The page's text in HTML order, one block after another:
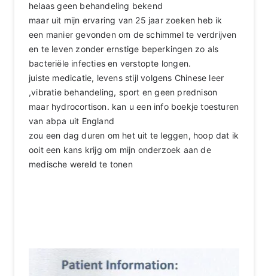
helaas geen behandeling bekend
maar uit mijn ervaring van 25 jaar zoeken heb ik
een manier gevonden om de schimmel te verdrijven
en te leven zonder ernstige beperkingen zo als
bacteriële infecties en verstopte longen.
juiste medicatie, levens stijl volgens Chinese leer
,vibratie behandeling, sport en geen prednison
maar hydrocortison. kan u een info boekje toesturen
van abpa uit England
zou een dag duren om het uit te leggen, hoop dat ik
ooit een kans krijg om mijn onderzoek aan de
medische wereld te tonen